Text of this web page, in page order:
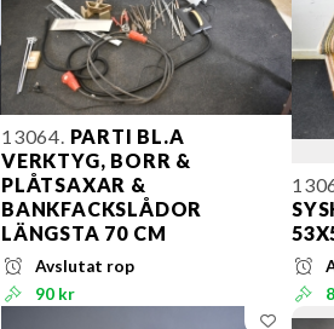
13064. PARTI BL.A
VERKTYG, BORR &
PLÅTSAXAR &
BANKFACKSLÅDOR
LÄNGSTA 70 CM
Avslutat rop
90 kr